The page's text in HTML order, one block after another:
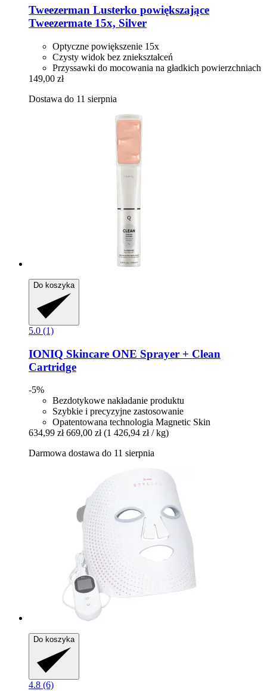
Tweezerman Lusterko powiększające
Tweezermate 15x, Silver
Optyczne powiększenie 15x
Czysty widok bez zniekształceń
Przyssawki do mocowania na gładkich powierzchniach
149,00 zł
Dostawa do 11 sierpnia
Do koszyka
5.0 (1)
IONIQ Skincare ONE Sprayer + Clean
Cartridge
-5%
Bezdotykowe nakładanie produktu
Szybkie i precyzyjne zastosowanie
Opatentowana technologia Magnetic Skin
634,99 zł 669,00 zł (1 426,94 zł / kg)
Darmowa dostawa do 11 sierpnia
Do koszyka
4.8 (6)